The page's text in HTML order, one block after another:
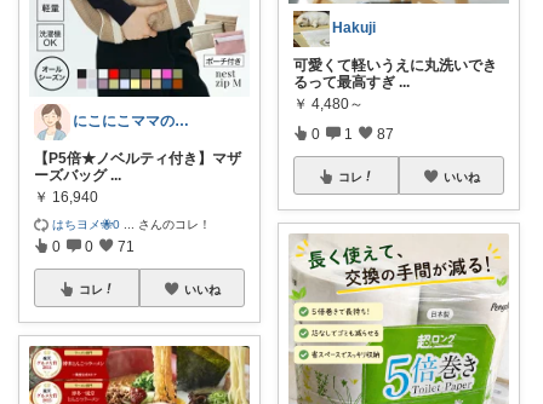
にこにこママのおきにいり
【P5倍★ノベルティ付き】マザ
ーズバッグ...
￥ 16,940
はちヨメ🐝0 さんのコレ！
0 0 71
コレ いいね
Hakuji
可愛くて軽いうえに丸洗いでき
るって最高すぎ ...
￥ 4,480～
0 1 87
コレ いいね